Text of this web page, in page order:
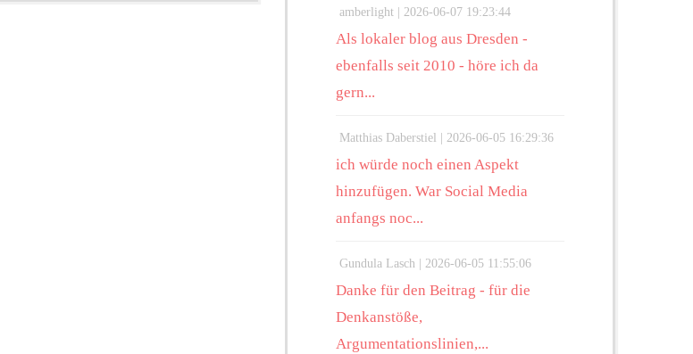
amberlight | 2026-06-07 19:23:44
Als lokaler blog aus Dresden -
ebenfalls seit 2010 - höre ich da
gern...
Matthias Daberstiel | 2026-06-05 16:29:36
ich würde noch einen Aspekt
hinzufügen. War Social Media
anfangs noc...
Gundula Lasch | 2026-06-05 11:55:06
Danke für den Beitrag - für die
Denkanstöße,
Argumentationslinien,...